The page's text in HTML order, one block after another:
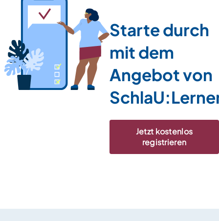
Starte durch
mit dem
Angebot von
Jetzt kostenlos
registrieren